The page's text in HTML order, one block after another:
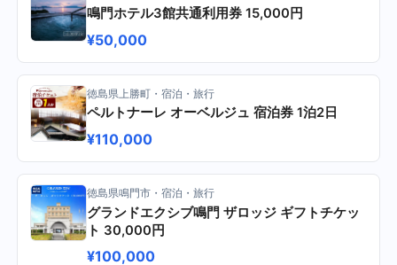
鳴門ホテル3館共通利用券 15,000円
¥50,000
徳島県上勝町・宿泊・旅行
ペルトナーレ オーベルジュ 宿泊券 1泊2日
¥110,000
徳島県鳴門市・宿泊・旅行
グランドエクシブ鳴門 ザロッジ ギフトチケッ
ト 30,000円
¥100,000